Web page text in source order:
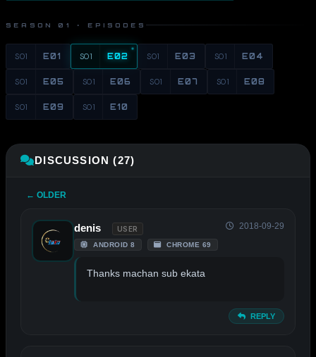
SEASON 01 · EPISODES
S01 E01 S01 E02 S01 E03 S01 E04
S01 E05 S01 E06 S01 E07 S01 E08
S01 E09 S01 E10
DISCUSSION (27)
← OLDER
denis USER
ANDROID 8 CHROME 69
2018-09-29
Thanks machan sub ekata
REPLY